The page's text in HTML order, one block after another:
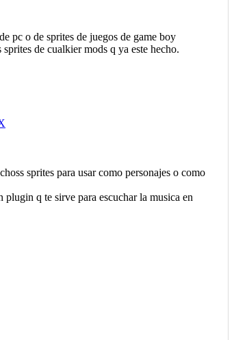
pc o de sprites de juegos de game boy
de cualkier mods q ya este hecho.
sprites para usar como personajes o como
q te sirve para escuchar la musica en